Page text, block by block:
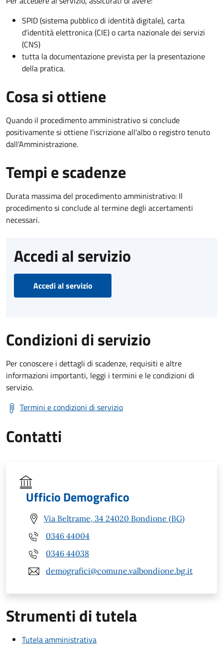
SPID (sistema pubblico di identità digitale), carta
d’identità elettronica (CIE) o carta nazionale dei servizi
(CNS)
tutta la documentazione prevista per la presentazione
della pratica.
Cosa si ottiene
Quando il procedimento amministrativo si conclude
positivamente si ottiene l'iscrizione all'albo o registro tenuto
dall'Amministrazione.
Tempi e scadenze
Durata massima del procedimento amministrativo: Il
procedimento si conclude al termine degli accertamenti
necessari.
Accedi al servizio
Accedi al servizio
Condizioni di servizio
Per conoscere i dettagli di scadenze, requisiti e altre
informazioni importanti, leggi i termini e le condizioni di
servizio.
Termini e condizioni di servizio
Contatti
Ufficio Demografico
Via Beltrame, 34 24020 Bondione (BG)
0346 44004
0346 44038
demografici@comune.valbondione.bg.it
Strumenti di tutela
Tutela amministrativa